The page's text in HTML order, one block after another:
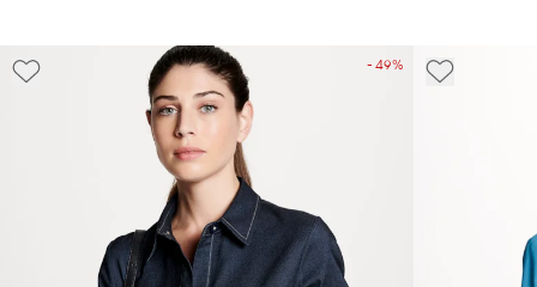
- 49%